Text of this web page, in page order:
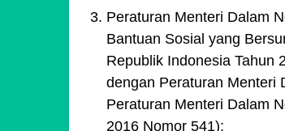
Peraturan Menteri Dalam
Bantuan Sosial yang
Republik Indonesia Tahun
dengan Peraturan Menteri
Peraturan Menteri Dalam
2016 Nomor 541);